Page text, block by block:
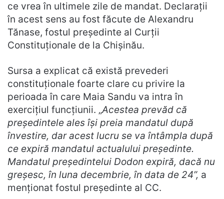
ce vrea în ultimele zile de mandat. Declarații
în acest sens au fost făcute de Alexandru
Tănase, fostul președinte al Curții
Constituționale de la Chișinău.
Sursa a explicat că există prevederi
constituționale foarte clare cu privire la
perioada în care Maia Sandu va intra în
exercițiul funcțiunii. „Acestea prevăd că
președintele ales își preia mandatul după
învestire, dar acest lucru se va întâmpla după
ce expiră mandatul actualului președinte.
Mandatul președintelui Dodon expiră, dacă nu
greșesc, în luna decembrie, în data de 24”, a
menționat fostul președinte al CC.